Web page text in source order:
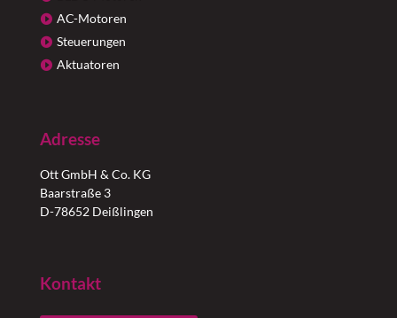
AC-Motoren
Steuerungen
Aktuatoren
Adresse
Ott GmbH & Co. KG
Baarstraße 3
D-78652 Deißlingen
Kontakt